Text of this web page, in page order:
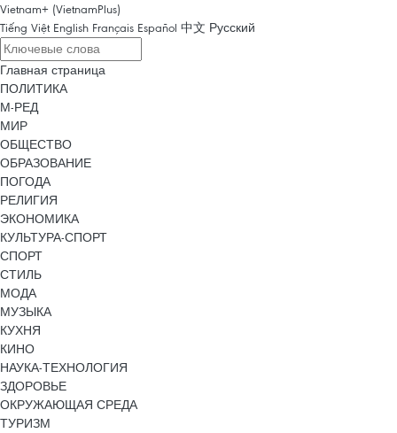
Vietnam+ (VietnamPlus)
Tiếng Việt English Français Español 中文 Русский
Главная страница
ПОЛИТИКА
М-РЕД
МИР
ОБЩЕСТВО
ОБРАЗОВАНИЕ
ПОГОДА
РЕЛИГИЯ
ЭКОНОМИКА
КУЛЬТУРА-СПОРТ
СПОРТ
СТИЛЬ
МОДА
МУЗЫКА
КУХНЯ
КИНО
НАУКА-ТЕХНОЛОГИЯ
ЗДОРОВЬЕ
ОКРУЖАЮЩАЯ СРЕДА
ТУРИЗМ